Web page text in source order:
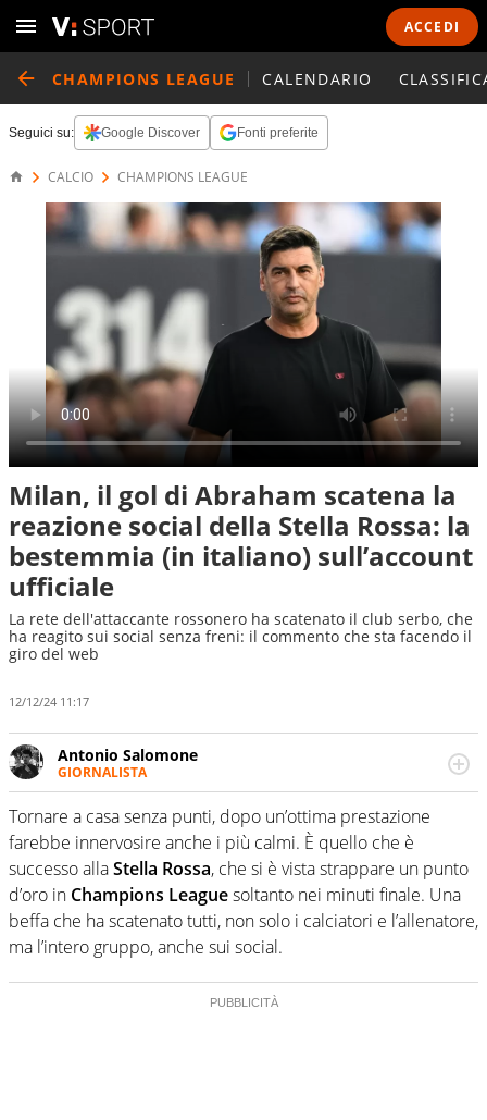
ACCEDI
CHAMPIONS LEAGUE CALENDARIO
Seguici su: Google Discover Fonti preferite
CALCIO CHAMPIONS LEAGUE
Milan, il gol di Abraham scatena la
reazione social della Stella Rossa: la
bestemmia (in italiano) sull’account
ufficiale
La rete dell'attaccante rossonero ha scatenato il club serbo, che
ha reagito sui social senza freni: il commento che sta facendo il
giro del web
12/12/24 11:17
Antonio Salomone
GIORNALISTA
Giornalista pubblicista. Lo affascinano, da sempre, le
categorie minori e i talenti in erba. Ha fiuto per la notizia
e per gli emergenti. Calcio, basket, motori: ci pensa lui
Tornare a casa senza punti, dopo un’ottima prestazione
farebbe innervosire anche i più calmi. È quello che è
successo allaStella Rossa, che si è vista strappare un punto
d’oro in Champions Leaguesoltanto nei minuti finale. Una
beffa che ha scatenato tutti, non solo i calciatori e l’allenatore,
ma l’intero gruppo, anche sui social.